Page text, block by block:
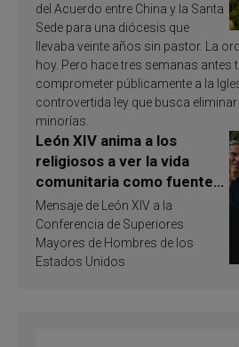
del Acuerdo entre China y la Santa
Sede para una diócesis que
llevaba veinte años sin pastor. La
hoy. Pero hace tres semanas antes
comprometer públicamente a la
controvertida ley que busca eliminar
minorías.
León XIV anima a los
religiosos a ver la vida
comunitaria como fuente
de inspiración y
santificación
Mensaje de León XIV a la
Conferencia de Superiores
Mayores de Hombres de los
Estados Unidos